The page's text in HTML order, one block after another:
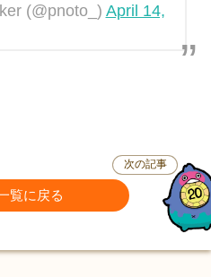
(@pnoto_) April 14,
覧に戻る
次の記事